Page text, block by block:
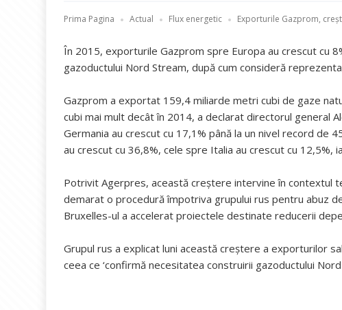
Prima Pagina Actual Flux energetic Exporturile Gazprom,
În 2015, exporturile Gazprom spre Europa au crescut cu
gazoductului Nord Stream, după cum consideră
Gazprom a exportat 159,4 miliarde metri cubi de gaze
cubi mai mult decât în 2014, a declarat directorul general
Germania au crescut cu 17,1% până la un nivel record de
au crescut cu 36,8%, cele spre Italia au crescut cu 12,5%,
Potrivit Agerpres, această creștere intervine în contextul
demarat o procedură împotriva grupului rus pentru abuz
Bruxelles-ul a accelerat proiectele destinate reducerii
Grupul rus a explicat luni această creștere a exporturilor
ceea ce ‘confirmă necesitatea construirii gazoductului Nord